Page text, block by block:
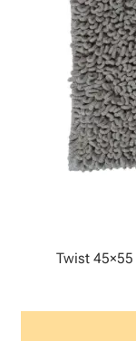
Twist 45×55